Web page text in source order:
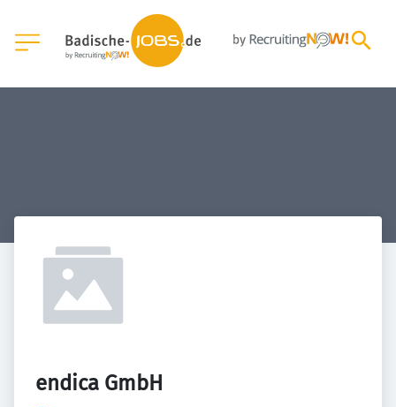
endica GmbH